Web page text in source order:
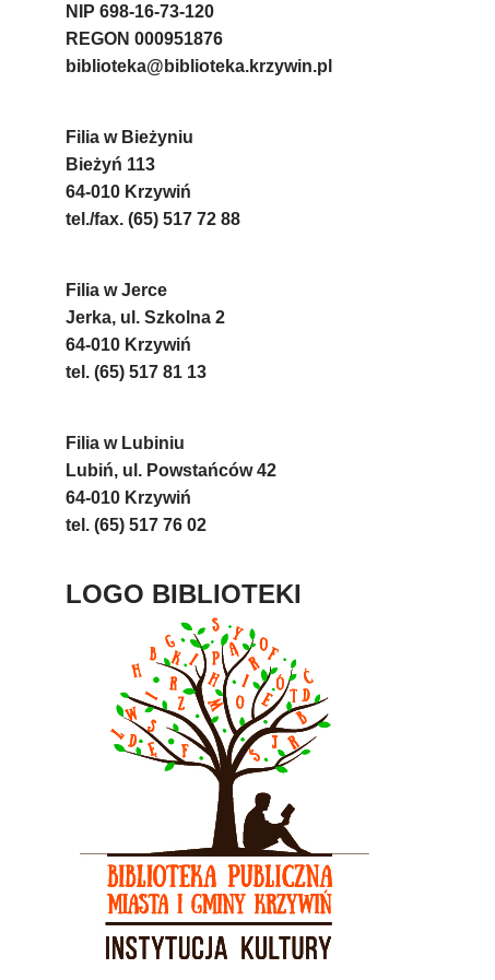
NIP 698-16-73-120
REGON 000951876
biblioteka@biblioteka.krzywin.pl
Filia w Bieżyniu
Bieżyń 113
64-010 Krzywiń
tel./fax. (65) 517 72 88
Filia w Jerce
Jerka, ul. Szkolna 2
64-010 Krzywiń
tel. (65) 517 81 13
Filia w Lubiniu
Lubiń, ul. Powstańców 42
64-010 Krzywiń
tel. (65) 517 76 02
LOGO BIBLIOTEKI